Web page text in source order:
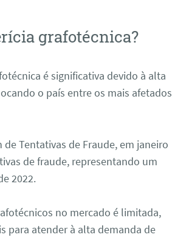
grafotécnica?
é significativa devido à alta
o país entre os mais afetados
Tentativas de Fraude, em janeiro
de fraude, representando um
2022.
no mercado é limitada,
para atender à alta demanda de